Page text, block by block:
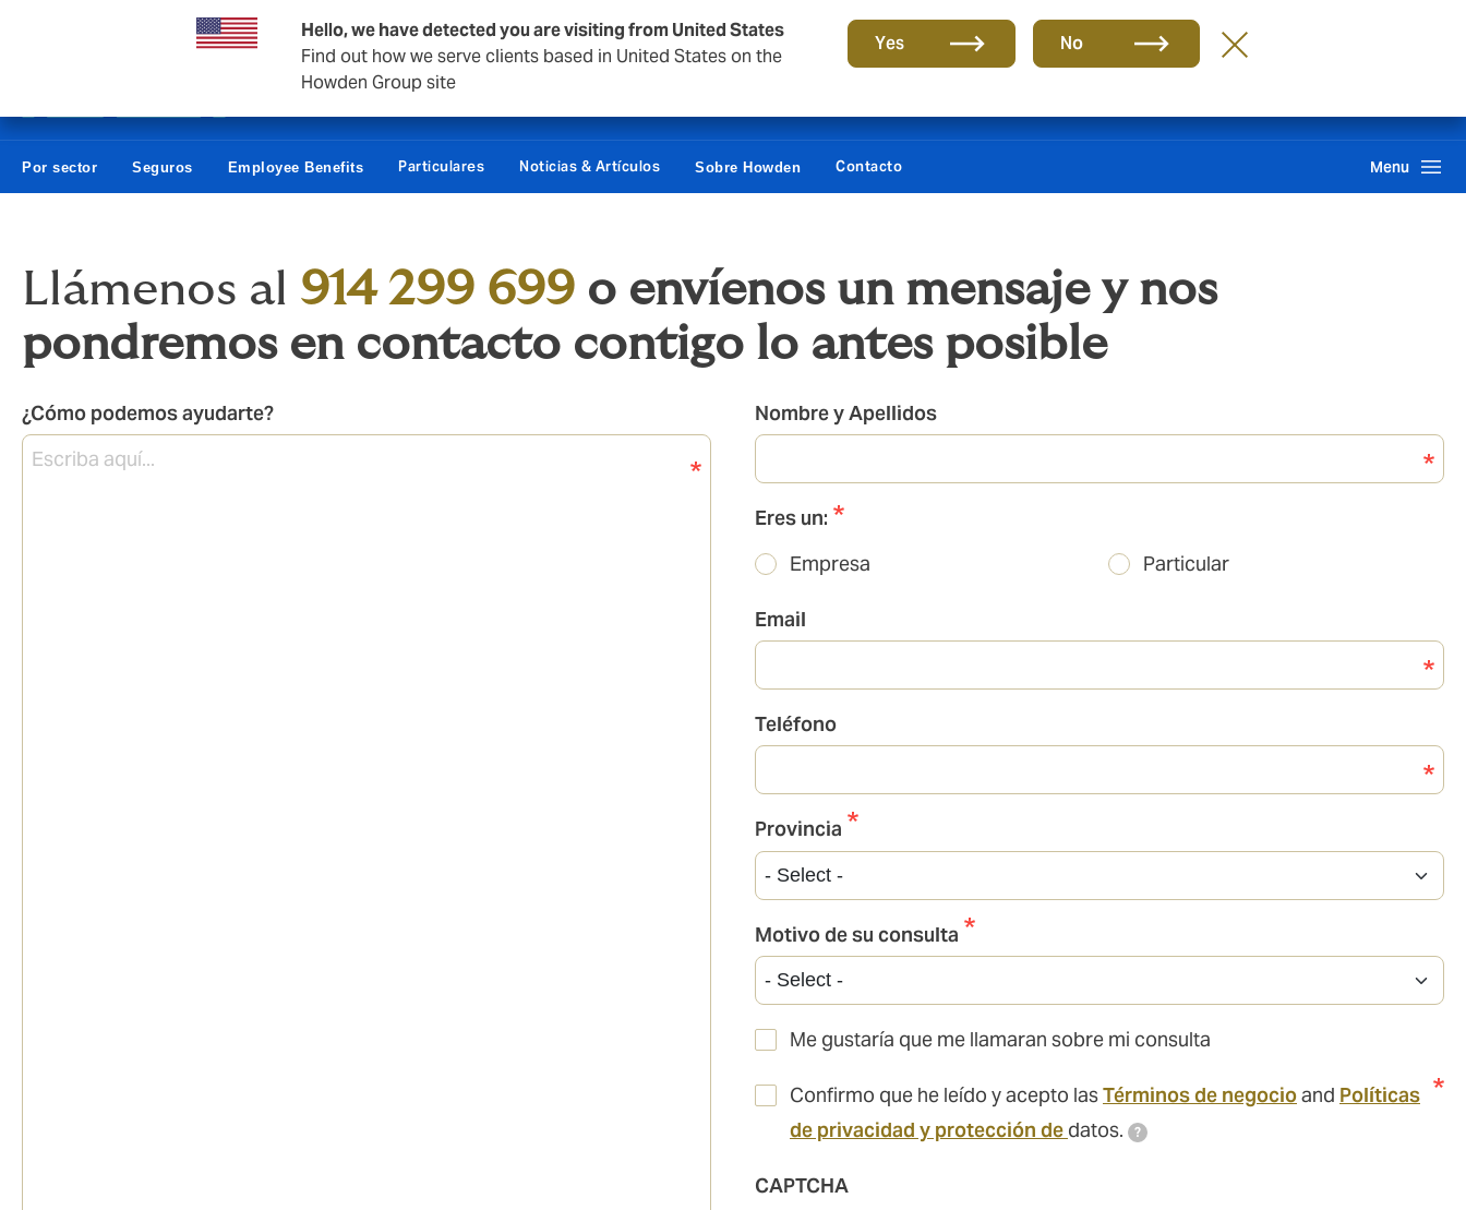
Hello, we have detected you are visiting from United States
Find out how we serve clients based in United States on the
Howden Group site
Yes No
Reaseguro
Por sector Seguros Employee Benefits Particulares Noticias & Artículos Sobre Howden Contacto Menu
Llámenos al 914 299 699 o envíenos un mensaje y nos
pondremos en contacto contigo lo antes posible
¿Cómo podemos ayudarte? Nombre y Apellidos
Eres un:
Empresa
Particular
Email
Teléfono
Provincia
Motivo de su consulta
Me gustaría que me llamaran sobre mi consulta
Confirmo que he leído y acepto lasTérminos de negocioand Políticas
de privacidad y protección de datos. ?
CAPTCHA